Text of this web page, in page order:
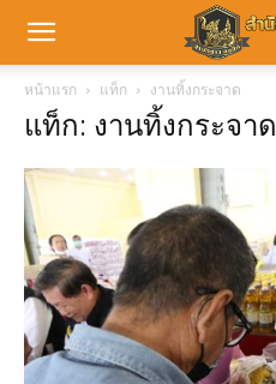
หน้าแรก แท็ก งานทิ้งกระจาด
แท็ก: งานทิ้งกระจาด